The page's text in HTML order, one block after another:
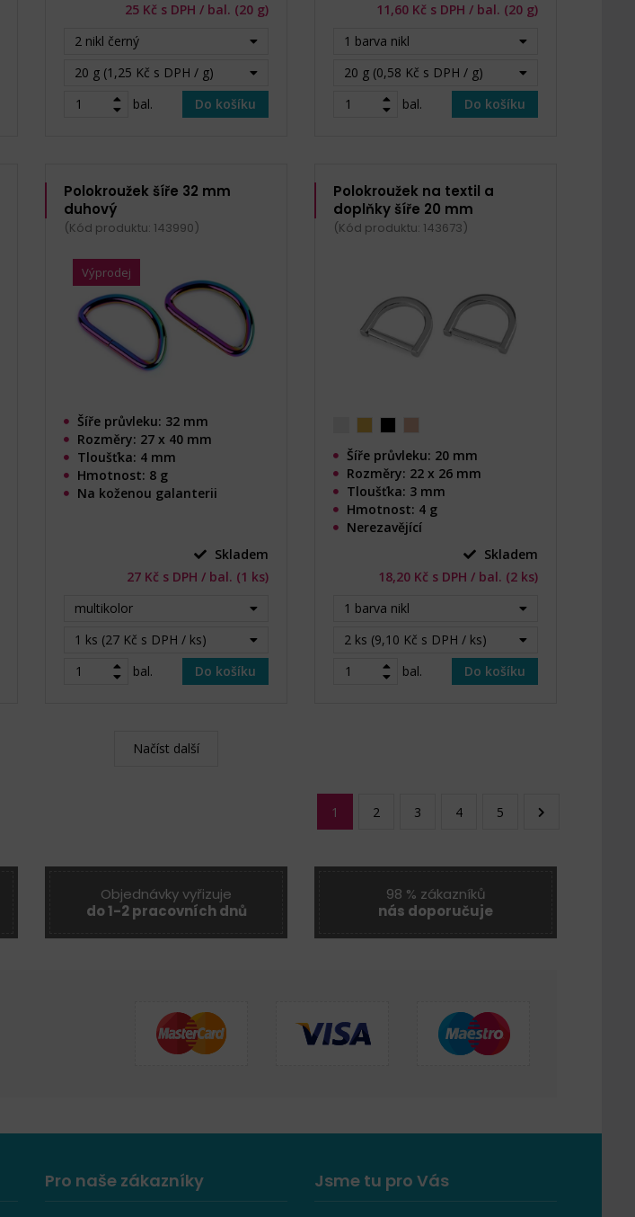
25 Kč s DPH / bal. (20 g)
2 nikl černý
20 g (1,25 Kč s DPH / g)
bal.
Do košíku
11,60 Kč s DPH / bal. (20 g)
1 barva nikl
20 g (0,58 Kč s DPH / g)
bal.
Do košíku
Polokroužek šíře 32 mm
duhový
(Kód produktu: 143990)
Výprodej
Šíře průvleku: 32 mm
Rozměry: 27 x 40 mm
Tloušťka: 4 mm
Hmotnost: 8 g
Na koženou galanterii
Skladem
27 Kč s DPH / bal. (1 ks)
multikolor
1 ks (27 Kč s DPH / ks)
bal.
Do košíku
Polokroužek na textil a
doplňky šíře 20 mm
(Kód produktu: 143673)
Šíře průvleku: 20 mm
Rozměry: 22 x 26 mm
Tloušťka: 3 mm
Hmotnost: 4 g
Nerezavějící
Skladem
18,20 Kč s DPH / bal. (2 ks)
1 barva nikl
2 ks (9,10 Kč s DPH / ks)
bal.
Do košíku
Načíst další
1 2 3 4 5
Objednávky vyřizuje
do 1-2 pracovních dnů
98 % zákazníků
nás doporučuje
Pro naše zákazníky Jsme tu pro Vás